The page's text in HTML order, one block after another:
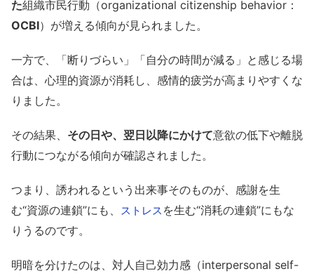
た組織市民行動（organizational citizenship behavior：
OCBI）が増える傾向が見られました。
一方で、「断りづらい」「自分の時間が減る」と感じる場
合は、心理的資源が消耗し、感情的疲労が高まりやすくな
りました。
その結果、 その日や、翌日以降にかけて意欲の低下や離脱
行動につながる傾向が確認されました。
つまり、誘われるという出来事そのものが、感謝を生
む“資源の連鎖”にも、 ストレス を生む“消耗の連鎖”にもな
りうるのです。
明暗を分けたのは、対人自己効力感（interpersonal self-